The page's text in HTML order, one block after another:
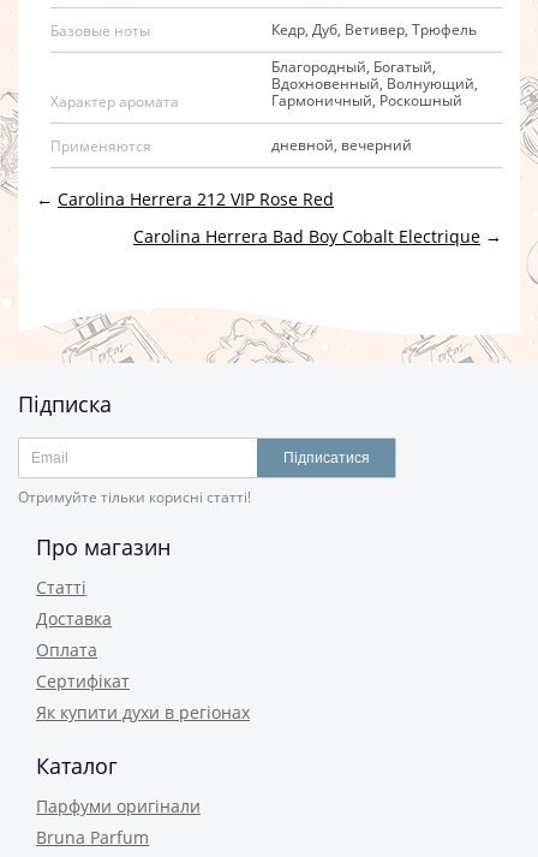
Базовые ноты Кедр, Дуб, Ветивер, Трюфель
Характер аромата
Благородный, Богатый,
Вдохновенный, Волнующий,
Гармоничный, Роскошный
Применяются дневной, вечерний
← Carolina Herrera 212 VIP Rose Red
Carolina Herrera Bad Boy Cobalt Electrique →
Підписка
Підписатися
Отримуйте тільки корисні статті!
Про магазин
Статті
Доставка
Оплата
Сертифікат
Як купити духи в регіонах
Каталог
Парфуми оригінали
Bruna Parfum